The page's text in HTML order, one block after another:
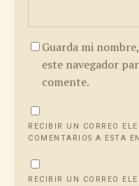
Guarda mi
este navegador
comente.
RECIBIR UN CORREO
COMENTARIOS A ESTA
RECIBIR UN CORREO